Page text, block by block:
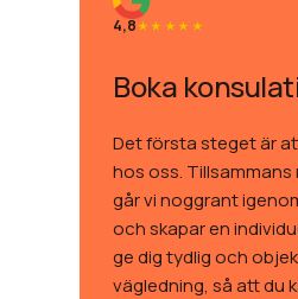
4,8
Boka
Det första steget är
hos oss.
går vi noggrant
och skapar en
ge dig tydlig och
vägledning, så att du